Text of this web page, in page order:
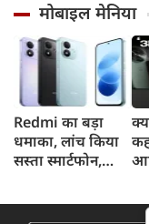
में हल्की बारिश, जानें
IMD का ताजा
अपडेट
मोबाइल मेनिया
Redmi का बड़ा
धमाका, लांच किया
सस्ता स्मार्टफोन,